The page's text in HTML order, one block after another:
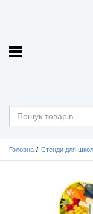
Головна Стенди для